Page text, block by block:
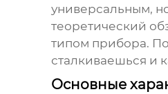
универсальным,
теоретический
типом прибора.
сталкиваешься и
Основные